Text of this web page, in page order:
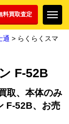
料買取査定
通 > らくらくスマ
F-52B
取、本体のみ
F-52B、お売